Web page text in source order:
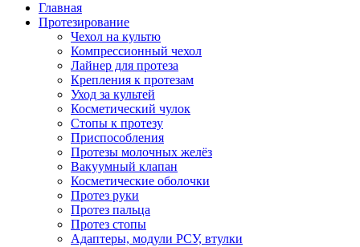
Главная
Протезирование
Чехол на культю
Компрессионный чехол
Лайнер для протеза
Крепления к протезам
Уход за культей
Косметический чулок
Стопы к протезу
Приспособления
Протезы молочных желёз
Вакуумный клапан
Косметические оболочки
Протез руки
Протез пальца
Протез стопы
Адаптеры, модули РСУ, втулки